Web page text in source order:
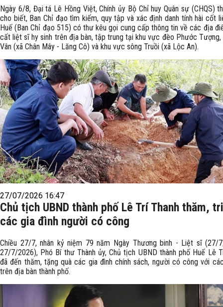
Ngày 6/8, Đại tá Lê Hồng Việt, Chính ủy Bộ Chỉ huy Quân sự (CHQS)
cho biết, Ban Chỉ đạo tìm kiếm, quy tập và xác định danh tính hài cốt
Huế (Ban Chỉ đạo 515) có thư kêu gọi cung cấp thông tin về các địa
cất liệt sĩ hy sinh trên địa bàn, tập trung tại khu vực đèo Phước Tượng,
Vân (xã Chân Mây - Lăng Cô) và khu vực sông Truồi (xã Lộc An).
27/07/2026 16:47
Chủ tịch UBND thành phố Lê Trí Thanh thăm,
các gia đình người có công
Chiều 27/7, nhân kỷ niệm 79 năm Ngày Thương binh - Liệt sĩ (27/
27/7/2026), Phó Bí thư Thành ủy, Chủ tịch UBND thành phố Huế Lê
đã đến thăm, tặng quà các gia đình chính sách, người có công với
trên địa bàn thành phố.